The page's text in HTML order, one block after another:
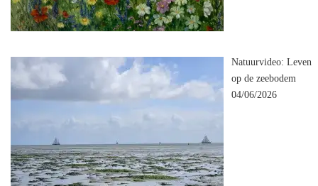
Natuurvideo: Leven
op de zeebodem
04/06/2026